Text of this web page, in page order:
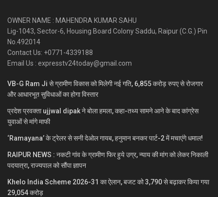
OWNER NAME : MAHENDRA KUMAR SAHU
Lig-1043, Sector-6, Housing Board Colony Saddu, Raipur (C.G.) Pin
No.492014
Contact Us: +0771-4339188
Email Us : expresstv24today@gmail.com
VB-G Ram Ji से ग्रामीण विकास को मिलेगी नई गति, 6,855 करोड़ रुपए से रोजगार
और आधारभूत सुविधाओं का होगा विस्तार
प्रदेश प्रवक्ता ujjwal dipak ने बोला हमला, कहा-तथ्य सामने आने के बाद कांग्रेस
युवाओं से मांगे माफी
‘Ramayana’ के ट्रेलर से सनी देओल गायब, हनुमान बनकर पार्ट-2 में मचाएंगे धमाल!
RAIPUR NEWS : नकटी गांव के ग्रामीण फिर हुये उग्र, न्याय की मांग को लेकर निकाली
पदयात्रा, राज्यपाल को सौंपा ज्ञापन
Khelo India Scheme 2026-31 का ऐलान, बजट को 3,790 से बढ़ाकर किया गया
29,054 करोड़